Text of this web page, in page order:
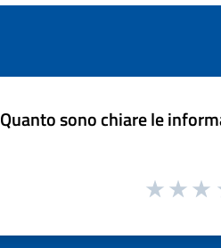
Quanto sono chiare le